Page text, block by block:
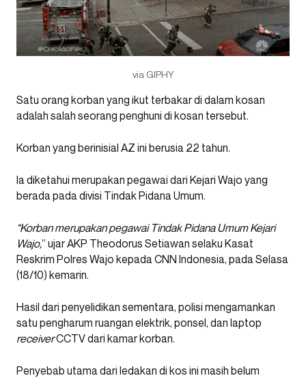
via GIPHY
Satu orang korban yang ikut terbakar di dalam kosan
adalah salah seorang penghuni di kosan tersebut.
Korban yang berinisial AZ ini berusia 22 tahun.
Ia diketahui merupakan pegawai dari Kejari Wajo yang
berada pada divisi Tindak Pidana Umum.
“Korban merupakan pegawai Tindak Pidana Umum Kejari
Wajo,” ujar AKP Theodorus Setiawan selaku Kasat
Reskrim Polres Wajo kepada CNN Indonesia, pada Selasa
(18/10) kemarin.
Hasil dari penyelidikan sementara, polisi mengamankan
satu pengharum ruangan elektrik, ponsel, dan laptop
receiverCCTV dari kamar korban.
Penyebab utama dari ledakan di kos ini masih belum